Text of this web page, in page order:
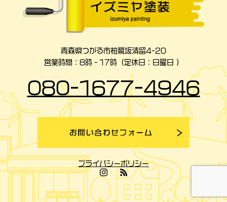
青森県つがる市柏鷺坂清留4-20
営業時間：8時‐17時（定休日：日曜日 ）
080-1677-4946
プライバシーポリシー